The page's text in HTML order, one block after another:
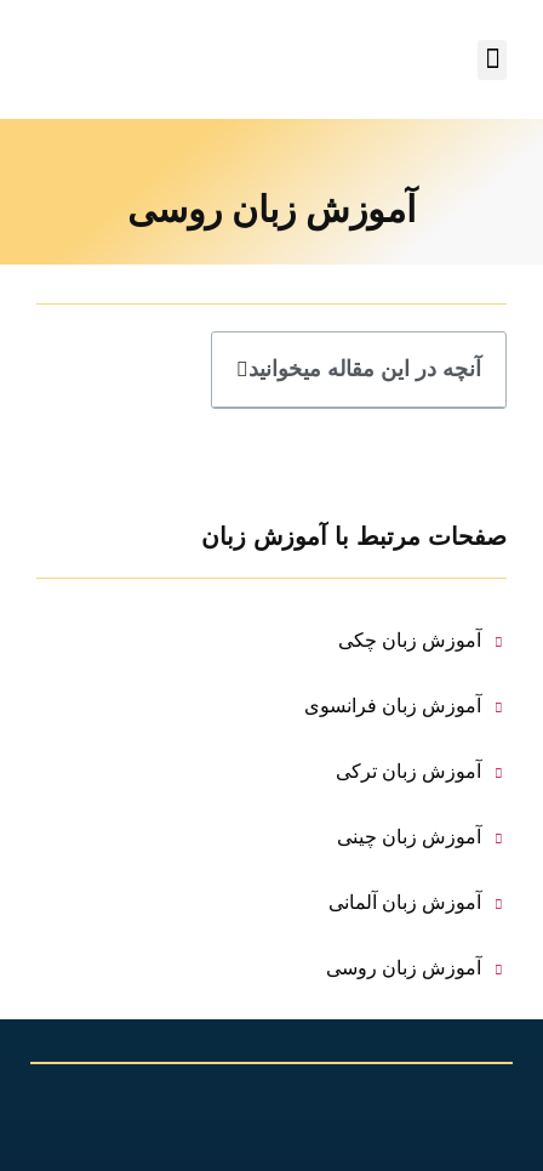
آموزش زبان روسی
آنچه در این مقاله میخوانید
صفحات مرتبط با آموزش زبان
آموزش زبان چکی
آموزش زبان فرانسوی
آموزش زبان ترکی
آموزش زبان چینی
آموزش زبان آلمانی
آموزش زبان روسی